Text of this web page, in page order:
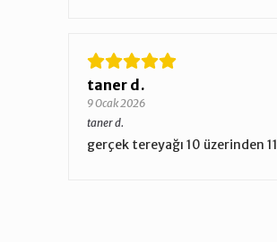
taner d.
9 Ocak 2026
taner d.
gerçek tereyağı 10 üzerinden 11